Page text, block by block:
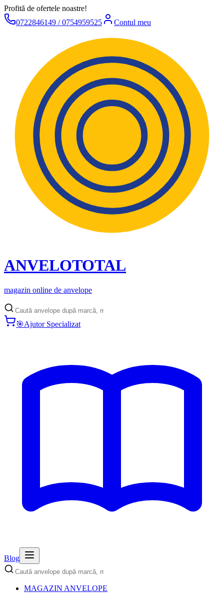
Profită de ofertele noastre!
0722846149 / 0754959525
Contul meu
ANVELOTOTAL
magazin online de anvelope
🎯Ajutor Specializat
Blog
MAGAZIN ANVELOPE